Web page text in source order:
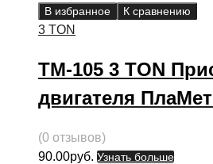
В избранное К сравнению
3 TON
ТМ-105 3 TON
двигателя
(0 отзывов)
90.00руб. Узнать больше